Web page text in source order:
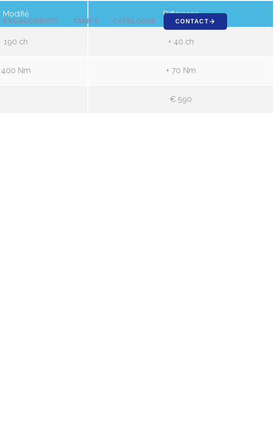
ENGAGEMENTS TARIFS CATALOGUE CONTACT
Modifié Différence
190 ch + 40 ch
400 Nm + 70 Nm
€ 590